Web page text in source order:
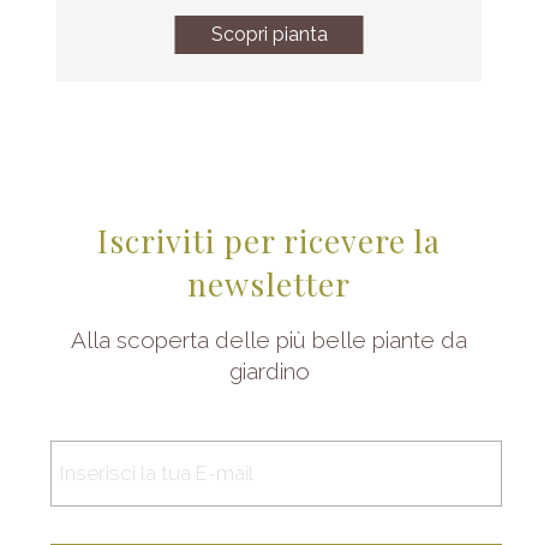
Scopri pianta
Iscriviti per ricevere la
newsletter
Alla scoperta delle più belle piante da
giardino